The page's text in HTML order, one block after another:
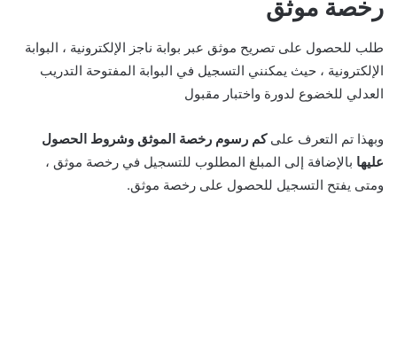
رخصة موثق
طلب للحصول على تصريح موثق عبر بوابة ناجز الإلكترونية ، البوابة
الإلكترونية ، حيث يمكنني التسجيل في البوابة المفتوحة التدريب
العدلي للخضوع لدورة واختبار مقبول
وبهذا تم التعرف علىكم رسوم رخصة الموثق وشروط الحصول
عليها بالإضافة إلى المبلغ المطلوب للتسجيل في رخصة موثق ،
ومتى يفتح التسجيل للحصول على رخصة موثق.